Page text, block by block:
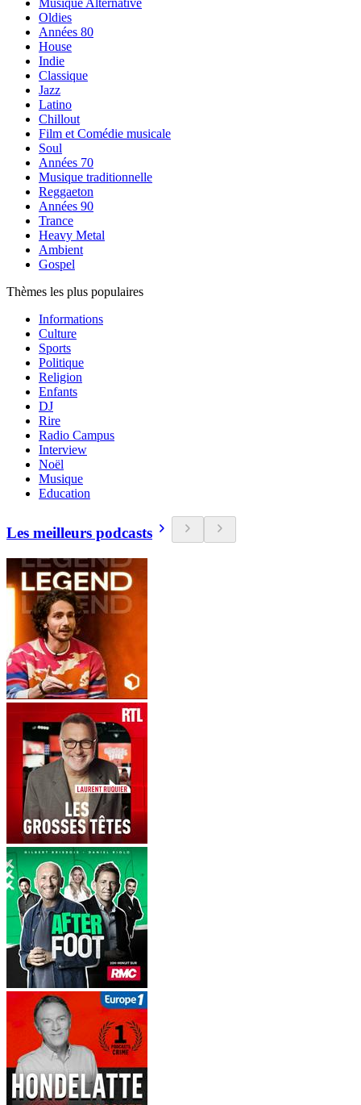
Musique Alternative
Oldies
Années 80
House
Indie
Classique
Jazz
Latino
Chillout
Film et Comédie musicale
Soul
Années 70
Musique traditionnelle
Reggaeton
Années 90
Trance
Heavy Metal
Ambient
Gospel
Thèmes les plus populaires
Informations
Culture
Sports
Politique
Religion
Enfants
DJ
Rire
Radio Campus
Interview
Noël
Musique
Education
Les meilleurs podcasts